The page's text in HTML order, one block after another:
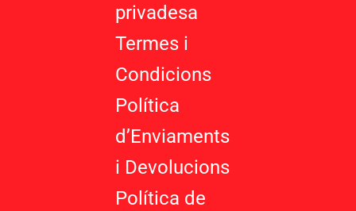
privadesa
Termes i
Condicions
Política
d’Enviaments
i Devolucions
Política de